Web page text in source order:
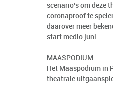
scenario’s om deze
coronaproof te
daarover meer
start medio juni.
MAASPODIUM
Het Maaspodium in
theatrale